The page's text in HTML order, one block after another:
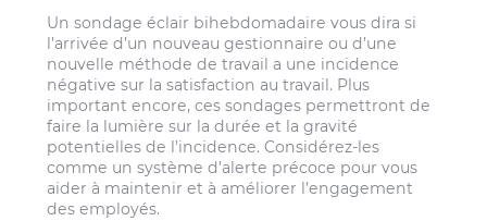
Un sondage éclair bihebdomadaire vous dira si
l’arrivée d’un nouveau gestionnaire ou d’une
nouvelle méthode de travail a une incidence
négative sur la satisfaction au travail. Plus
important encore, ces sondages permettront de
faire la lumière sur la durée et la gravité
potentielles de l’incidence. Considérez-les
comme un système d’alerte précoce pour vous
aider à maintenir et à améliorer l’engagement
des employés.